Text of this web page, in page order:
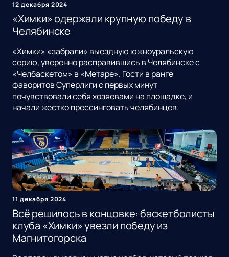
12 декабря 2024
«Химки» одержали крупную победу в
Челябинске
«Химки» «забрали» выездную южноуральскую
серию, уверенно расправившись в Челябинске с
«Челбаскетом» в «Метаре». Гости в ранге
фаворитов Суперлиги с первых минут
почувствовали себя хозяевами на площадке, и
начали жестко прессинговать челябинцев.
11 декабря 2024
Всё решилось в концовке: баскетболисты
клуба «Химки» увезли победу из
Магнитогорска